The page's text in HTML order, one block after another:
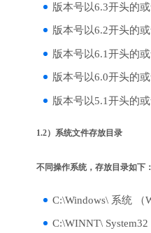
版本号以6.3开头的
版本号以6.2开头的
版本号以6.1开头的
版本号以6.0开头的
版本号以5.1开头的
1.2）系统文件存放目录
不同操作系统，存放目录如下：
C:\Windows\ 系统 （
C:\WINNT\ System32